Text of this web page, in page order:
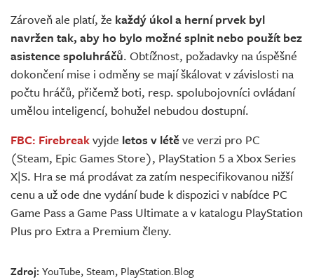
Zároveň ale platí, že každý úkol a herní prvek byl
navržen tak, aby ho bylo možné splnit nebo použít bez
asistence spoluhráčů. Obtížnost, požadavky na úspěšné
dokončení mise i odměny se mají škálovat v závislosti na
počtu hráčů, přičemž boti, resp. spolubojovníci ovládaní
umělou inteligencí, bohužel nebudou dostupní.
FBC: Firebreakvyjde letos v létěve verzi pro PC
(Steam, Epic Games Store), PlayStation 5 a Xbox Series
X|S. Hra se má prodávat za zatím nespecifikovanou nižší
cenu a už ode dne vydání bude k dispozici v nabídce PC
Game Pass a Game Pass Ultimate a v katalogu PlayStation
Plus pro Extra a Premium členy.
Zdroj:YouTube,Steam, PlayStation.Blog